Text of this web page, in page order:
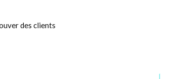
des clients